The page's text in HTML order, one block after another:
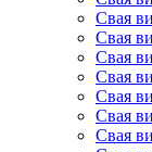
Свая
Свая
Свая
Свая
Свая
Свая
Свая